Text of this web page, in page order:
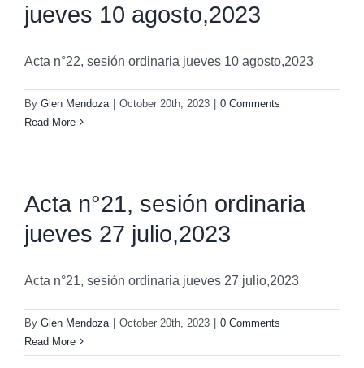
jueves 10 agosto,2023
Acta n°22, sesión ordinaria jueves 10 agosto,2023
By Glen Mendoza October 20th, 2023
0 Comments
Read More
Acta n°21, sesión ordinaria
jueves 27 julio,2023
Acta n°21, sesión ordinaria jueves 27 julio,2023
By Glen Mendoza October 20th, 2023
0 Comments
Read More